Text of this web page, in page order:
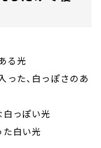
る光
った、白っぽさのあ
白っぽい光
た白い光